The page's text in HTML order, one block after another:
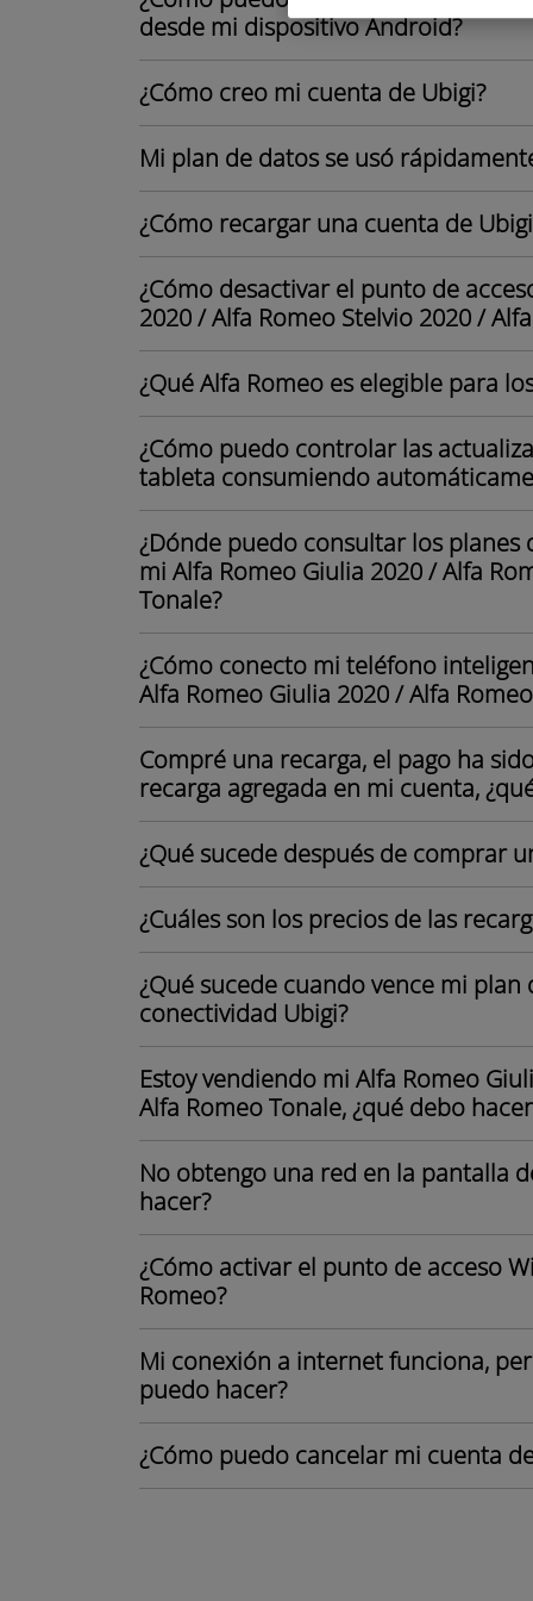
desde mi dispositivo Android?
¿Cómo creo mi cuenta de Ubigi?
Mi plan de datos se usó
¿Cómo recargar una cuenta de
¿Cómo desactivar el punto de
2020 / Alfa Romeo Stelvio 2020 /
¿Qué Alfa Romeo es elegible para
¿Cómo puedo controlar las
tableta consumiendo
¿Dónde puedo consultar los
mi Alfa Romeo Giulia 2020 / Alfa
Tonale?
¿Cómo conecto mi teléfono
Alfa Romeo Giulia 2020 / Alfa
Compré una recarga, el pago ha
recarga agregada en mi cuenta,
¿Qué sucede después de comprar
¿Cuáles son los precios de las
¿Qué sucede cuando vence mi
conectividad Ubigi?
Estoy vendiendo mi Alfa Romeo
Alfa Romeo Tonale, ¿qué debo
No obtengo una red en la pantalla
hacer?
¿Cómo activar el punto de acceso
Romeo?
Mi conexión a internet funciona,
puedo hacer?
¿Cómo puedo cancelar mi cuenta